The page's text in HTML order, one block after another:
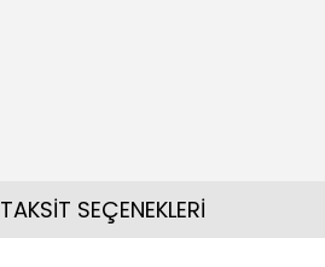
TAKSİT SEÇENEKLERİ